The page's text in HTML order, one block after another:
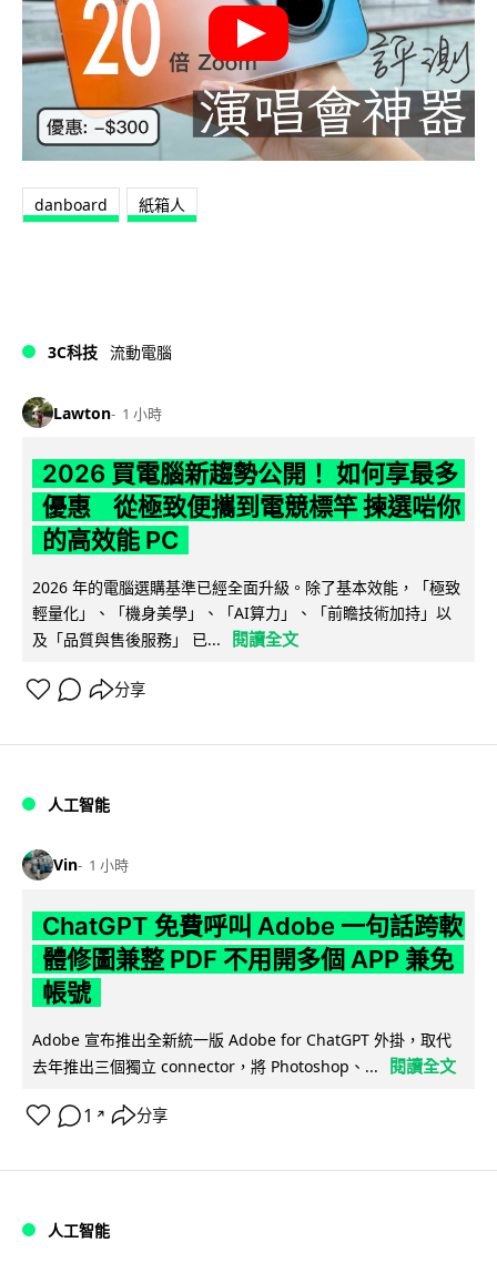
danboard 紙箱人
3C科技 流動電腦
Lawton 1 小時
2026 買電腦新趨勢公開！ 如何享最多
優惠 從極致便攜到電競標竿 揀選啱你
的高效能 PC
2026 年的電腦選購基準已經全面升級。除了基本效能，「極致
輕量化」、「機身美學」、「AI算力」、「前瞻技術加持」以
及「品質與售後服務」 已...
閱讀全文
分享
人工智能
Vin 1 小時
ChatGPT 免費呼叫 Adobe 一句話跨軟
體修圖兼整 PDF 不用開多個 APP 兼免
帳號
Adobe 宣布推出全新統一版 Adobe for ChatGPT 外掛，取代
去年推出三個獨立 connector，將 Photoshop、...
閱讀全文
1 ↗ 分享
人工智能